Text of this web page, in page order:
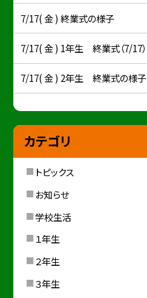
7/17( 金 ) 終業式の様子
7/17( 金 ) 1年生 終業式（7/17）
7/17( 金 ) 2年生 終業式の様子
カテゴリ
トピックス
お知らせ
学校生活
１年生
２年生
３年生